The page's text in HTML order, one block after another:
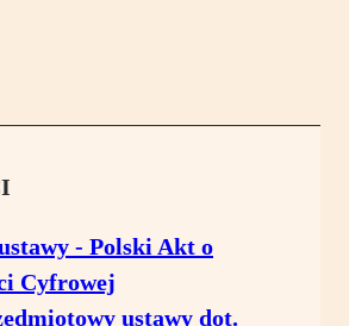
- Polski Akt o
Cyfrowej
ustawy dot.